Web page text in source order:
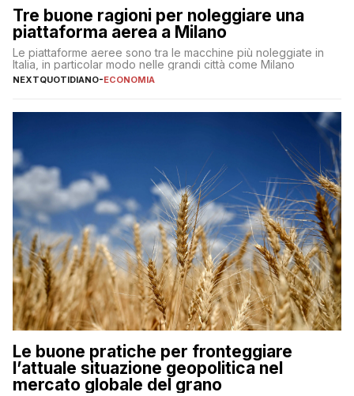
Tre buone ragioni per noleggiare una
piattaforma aerea a Milano
Le piattaforme aeree sono tra le macchine più noleggiate in
Italia, in particolar modo nelle grandi città come Milano
NEXTQUOTIDIANO-ECONOMIA
Le buone pratiche per fronteggiare
l’attuale situazione geopolitica nel
mercato globale del grano